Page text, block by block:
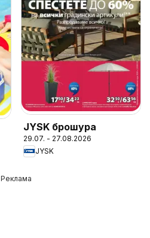
JYSK брошура
29.07. - 27.08.2026
JYSK
Реклама